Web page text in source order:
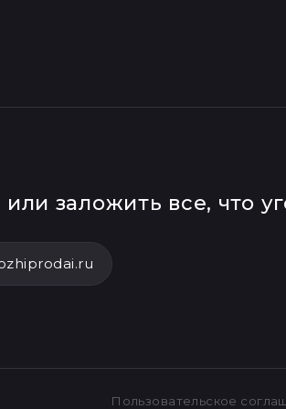
заложить все, что
Пользовательское